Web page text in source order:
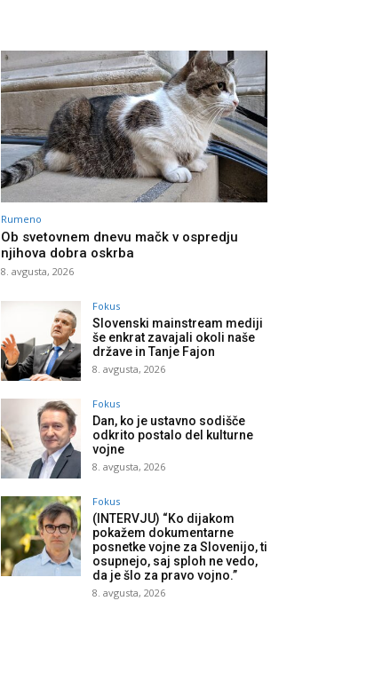
Rumeno
Ob svetovnem dnevu mačk v ospredju
njihova dobra oskrba
8. avgusta, 2026
Fokus
Slovenski mainstream mediji
še enkrat zavajali okoli naše
države in Tanje Fajon
8. avgusta, 2026
Fokus
Dan, ko je ustavno sodišče
odkrito postalo del kulturne
vojne
8. avgusta, 2026
Fokus
(INTERVJU) “Ko dijakom
pokažem dokumentarne
posnetke vojne za Slovenijo, ti
osupnejo, saj sploh ne vedo,
da je šlo za pravo vojno.”
8. avgusta, 2026